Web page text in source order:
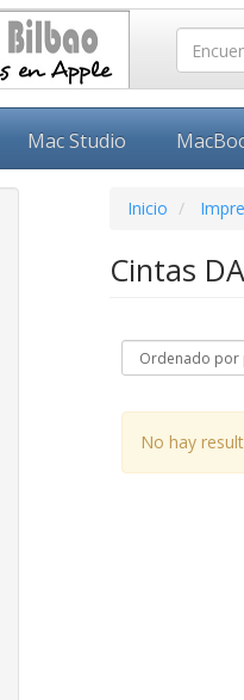
Mac Studio
Inicio
Cintas
No hay